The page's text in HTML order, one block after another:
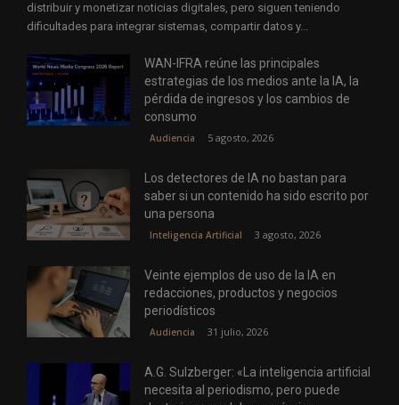
distribuir y monetizar noticias digitales, pero siguen teniendo
dificultades para integrar sistemas, compartir datos y...
WAN-IFRA reúne las principales
estrategias de los medios ante la IA, la
pérdida de ingresos y los cambios de
consumo
Audiencia 5 agosto, 2026
Los detectores de IA no bastan para
saber si un contenido ha sido escrito por
una persona
Inteligencia Artificial 3 agosto, 2026
Veinte ejemplos de uso de la IA en
redacciones, productos y negocios
periodísticos
Audiencia 31 julio, 2026
A.G. Sulzberger: «La inteligencia artificial
necesita al periodismo, pero puede